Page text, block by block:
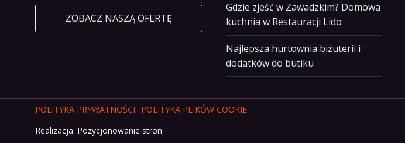
ZOBACZ NASZĄ OFERTĘ
Gdzie zjeść w Zawadzkim? Domowa
kuchnia w Restauracji Lido
Najlepsza hurtownia biżuterii i
dodatków do butiku
POLITYKA PRYWATNOŚCI
POLITYKA PLIKÓW COOKIE
Realizacja: Pozycjonowanie stron